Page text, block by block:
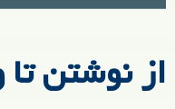
از نوشتن